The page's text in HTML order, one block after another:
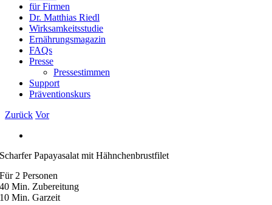
für Firmen
Dr. Matthias Riedl
Wirksamkeitsstudie
Ernährungsmagazin
FAQs
Presse
Pressestimmen
Support
Präventionskurs
Zurück Vor
Bild
Scharfer Papayasalat mit Hähnchenbrustfilet
Für 2 Personen
40 Min. Zubereitung
10 Min. Garzeit